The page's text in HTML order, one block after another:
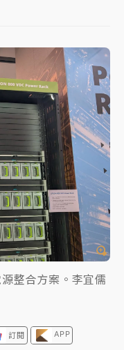
」！抽獎程序複雜 觀
仲諒向法院聲請遭
預約開賣一度塞車
抗告成功 今重開羈
3天 「紅到發紫」降
整合方案。李宜儒
訂閱 APP